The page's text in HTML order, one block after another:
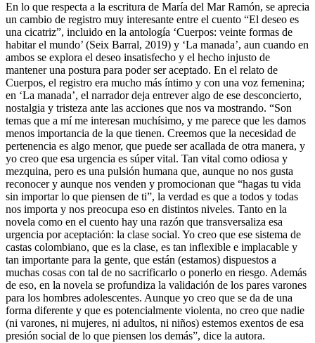
En lo que respecta a la escritura de María del Mar Ramón, se aprecia
un cambio de registro muy interesante entre el cuento “El deseo es
una cicatriz”, incluido en la antología ‘Cuerpos: veinte formas de
habitar el mundo’ (Seix Barral, 2019) y ‘La manada’, aun cuando en
ambos se explora el deseo insatisfecho y el hecho injusto de
mantener una postura para poder ser aceptado. En el relato de
Cuerpos, el registro era mucho más íntimo y con una voz femenina;
en ‘La manada’, el narrador deja entrever algo de ese desconcierto,
nostalgia y tristeza ante las acciones que nos va mostrando. “Son
temas que a mí me interesan muchísimo, y me parece que les damos
menos importancia de la que tienen. Creemos que la necesidad de
pertenencia es algo menor, que puede ser acallada de otra manera, y
yo creo que esa urgencia es súper vital. Tan vital como odiosa y
mezquina, pero es una pulsión humana que, aunque no nos gusta
reconocer y aunque nos venden y promocionan que “hagas tu vida
sin importar lo que piensen de ti”, la verdad es que a todos y todas
nos importa y nos preocupa eso en distintos niveles. Tanto en la
novela como en el cuento hay una razón que transversaliza esa
urgencia por aceptación: la clase social. Yo creo que ese sistema de
castas colombiano, que es la clase, es tan inflexible e implacable y
tan importante para la gente, que están (estamos) dispuestos a
muchas cosas con tal de no sacrificarlo o ponerlo en riesgo. Además
de eso, en la novela se profundiza la validación de los pares varones
para los hombres adolescentes. Aunque yo creo que se da de una
forma diferente y que es potencialmente violenta, no creo que nadie
(ni varones, ni mujeres, ni adultos, ni niños) estemos exentos de esa
presión social de lo que piensen los demás”, dice la autora.